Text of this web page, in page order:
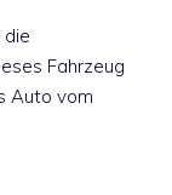
Fahrzeug
Auto vom